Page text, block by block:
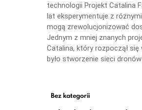
technologii Projekt Catalina
lat eksperymentuje z
mogą zrewolucjonizować
Jednym z mniej znanych
Catalina, który rozpoczął
było stworzenie sieci
Bez kategorii